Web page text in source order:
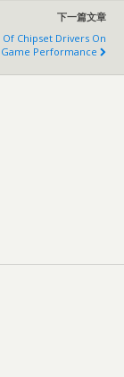
下一篇文章
Chipset Drivers On
Game Performance